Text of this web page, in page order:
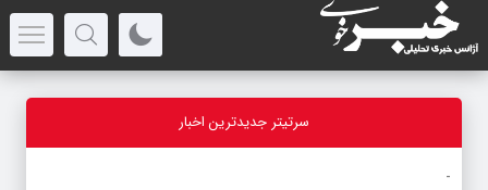
سرتیتر جدیدترین اخبار
بازدی